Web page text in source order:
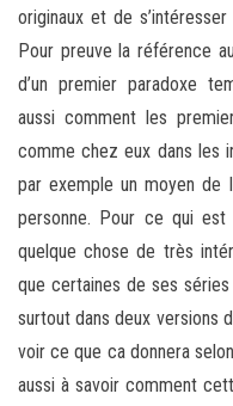
originaux et de
Pour preuve la référence
d’un premier paradoxe
aussi comment les
comme chez eux dans les
par exemple un moyen de
personne. Pour ce qui est
quelque chose de très
que certaines de ses
surtout dans deux versions
voir ce que ca donnera
aussi à savoir comment